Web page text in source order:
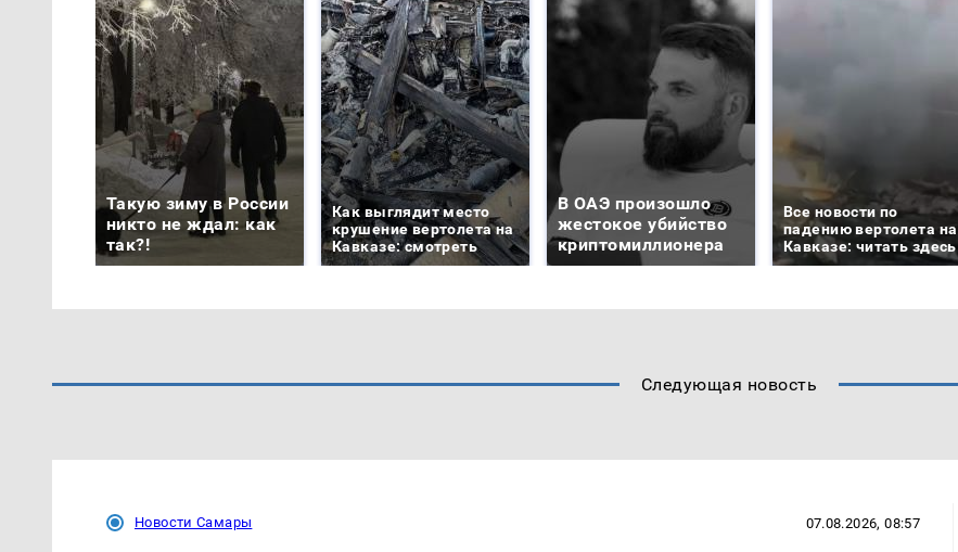
Такую зиму в России
никто не ждал: как
так?!
Как выглядит место
крушение вертолета на
Кавказе: смотреть
В ОАЭ произошло
жестокое убийство
криптомиллионера
Все новости по
падению вертолета на
Кавказе: читать здесь
Следующая новость
Новости Самары 07.08.2026, 08:57